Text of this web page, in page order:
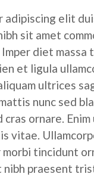
adipiscing elit
sit amet
diet massa
et ligula
ultrices
nunc sed
ornare.
vitae.
morbi tincidunt
praesent